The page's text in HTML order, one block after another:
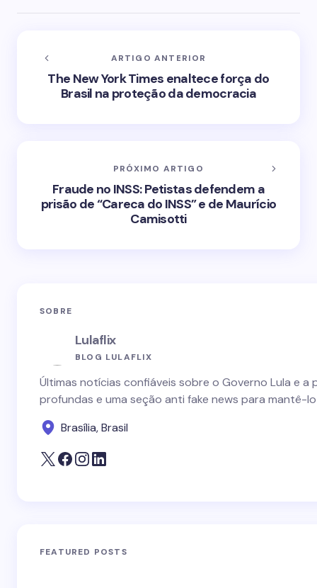
ARTIGO ANTERIOR
The New York Times enaltece força do
Brasil na proteção da democracia
PRÓXIMO ARTIGO
Fraude no INSS: Petistas defendem a
prisão de “Careca do INSS” e de Maurício
Camisotti
SOBRE
Lulaflix
BLOG LULAFLIX
Últimas notícias confiáveis sobre o Governo Lula e
profundas e uma seção anti fake news para mantê-
Brasília, Brasil
FEATURED POSTS